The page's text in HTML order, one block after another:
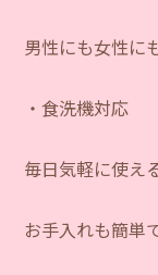
男性にも女性に
・食洗機対応
毎日気軽に使え
お手入れも簡単で